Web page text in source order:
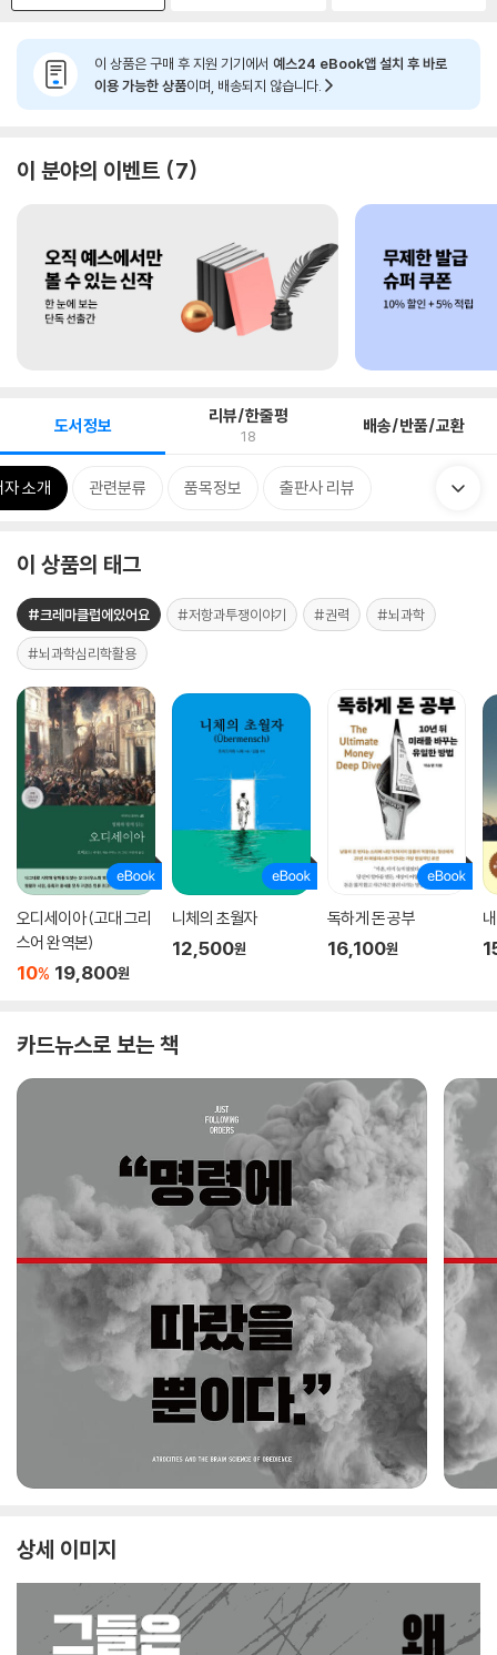
이 상품은 구매 후 지원 기기에서 예스24 eBook앱 설치 후 바로
이용 가능한 상품이며, 배송되지 않습니다.
이 분야의 이벤트 7
도서정보 리뷰/한줄평
18 배송/반품/교환
자 소개 관련분류 품목정보 출판사 리뷰
이 상품의 태그
#크레마클럽에있어요 #저항과투쟁이야기 #권력 #뇌과학
#뇌과학심리학활용
오디세이아 (고대 그리
스어 완역본)
10% 19,800원
니체의 초월자
12,500원
독하게 돈 공부
16,100원
카드뉴스로 보는 책
상세 이미지